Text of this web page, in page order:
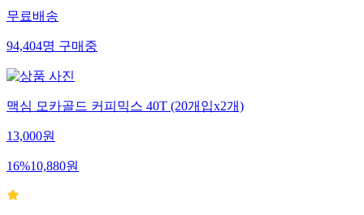
무료배송
94,404명 구매중
맥심 모카골드 커피믹스 40T (20개입x2개)
13,000원
16%10,880원